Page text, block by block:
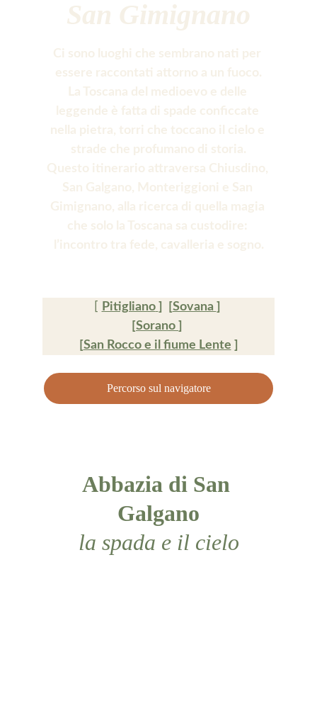
San Gimignano
Ci sono luoghi che sembrano nati per
essere raccontati attorno a un fuoco.
La Toscana del medioevo e delle
leggende è fatta di spade conficcate
nella pietra, torri che toccano il cielo e
strade che profumano di storia.
Questo itinerario attraversa Chiusdino,
San Galgano, Monteriggioni e San
Gimignano, alla ricerca di quella magia
che solo la Toscana sa custodire:
l’incontro tra fede, cavalleria e sogno.
Pitigliano ]  [Sovana ]
[Sorano ]
[San Rocco e il fiume Lente ]
Percorso sul navigatore
Abbazia di San
Galgano
la spada e il cielo